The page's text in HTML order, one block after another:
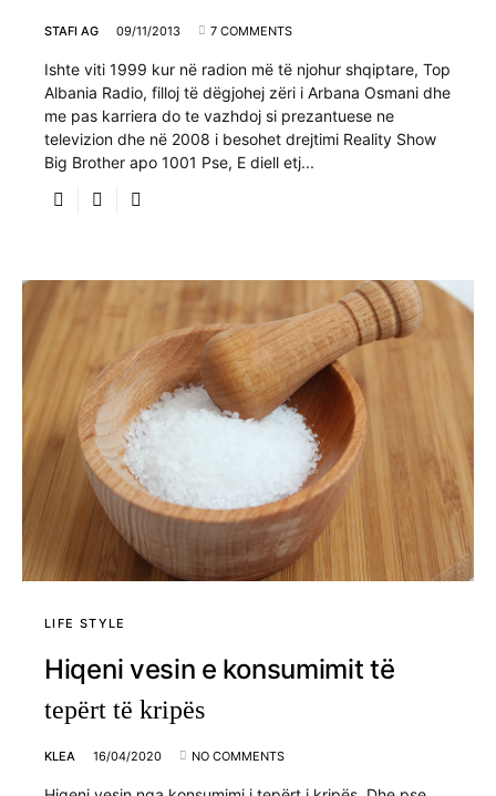
STAFI AG 09/11/2013 7 COMMENTS
Ishte viti 1999 kur në radion më të njohur shqiptare, Top
Albania Radio, filloj të dëgjohej zëri i Arbana Osmani dhe
me pas karriera do te vazhdoj si prezantuese ne
televizion dhe në 2008 i besohet drejtimi Reality Show
Big Brother apo 1001 Pse, E diell etj...
LIFE STYLE
Hiqeni vesin e konsumimit të
tepërt të kripës
KLEA 16/04/2020 NO COMMENTS